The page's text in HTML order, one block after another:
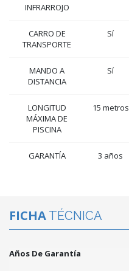
INFRARROJO
CARRO DE
TRANSPORTE
Sí
MANDO A
DISTANCIA
Sí
LONGITUD
MÁXIMA DE
PISCINA
15 metros
GARANTÍA 3 años
FICHA TÉCNICA
Años De Garantía